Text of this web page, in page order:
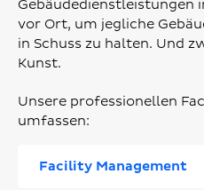
Gebäudedienstleistungen
vor Ort, um jegliche
in Schuss zu halten. Und
Kunst.
Unsere professionellen
umfassen:
Facility Management